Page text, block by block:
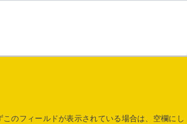
のフィールドが表示されている場合は、空欄にし